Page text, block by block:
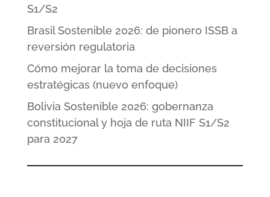
S1/S2
Brasil Sostenible 2026: de pionero ISSB a
reversión regulatoria
Cómo mejorar la toma de decisiones
estratégicas (nuevo enfoque)
Bolivia Sostenible 2026: gobernanza
constitucional y hoja de ruta NIIF S1/S2
para 2027